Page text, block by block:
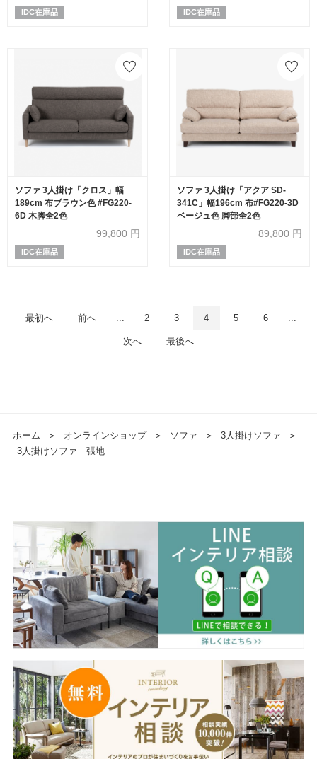
IDC在庫品 IDC在庫品
ソファ 3人掛け「クロス」幅
189cm 布ブラウン色 #FG220-
6D 木脚全2色
99,800 円
IDC在庫品
ソファ 3人掛け「アクア SD-
341C」幅196cm 布#FG220-3D
ベージュ色 脚部全2色
89,800 円
IDC在庫品
最初へ 前へ 2 3 4 5 6
次へ 最後へ
ホーム ＞ オンラインショップ ＞ ソファ ＞ 3人掛けソファ
＞
3人掛けソファ 張地